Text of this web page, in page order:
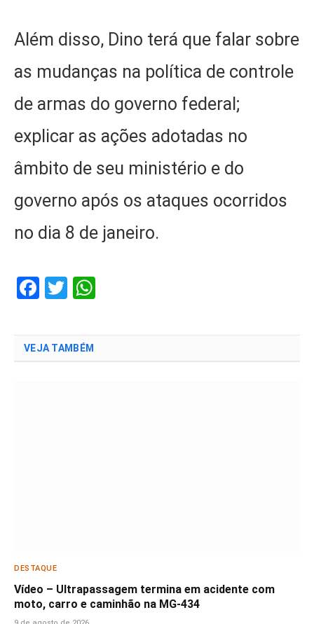
Além disso, Dino terá que falar sobre
as mudanças na política de controle
de armas do governo federal;
explicar as ações adotadas no
âmbito de seu ministério e do
governo após os ataques ocorridos
no dia 8 de janeiro.
Facebook
Twitter
VEJA TAMBÉM
DESTAQUE
Vídeo – Ultrapassagem termina em acidente com
moto, carro e caminhão na MG-434